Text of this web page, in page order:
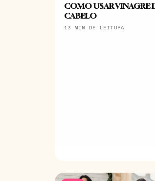
COMO USAR VINAGRE
CABELO
13 MIN DE LEITURA